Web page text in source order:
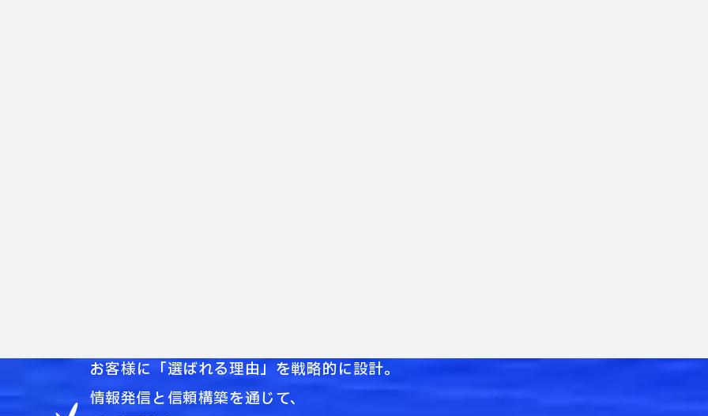
お客様に「選ばれる理由」を戦略的に設計。
情報発信と信頼構築を通じて、